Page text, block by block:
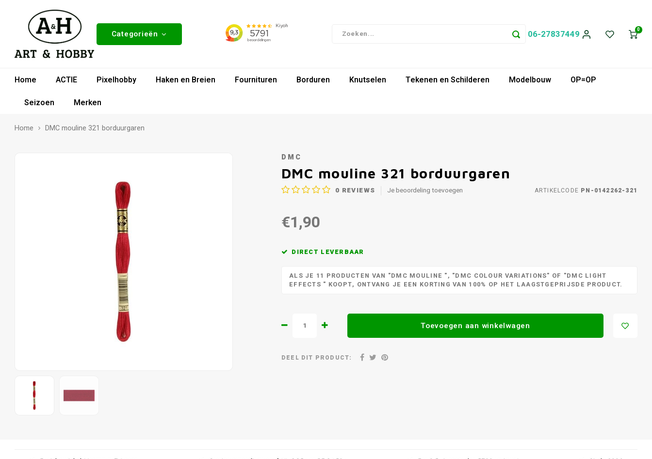
Categorieën 06-27837449 0
Home ACTIE Pixelhobby Haken en Breien Fournituren Borduren Knutselen Tekenen en Schilderen Modelbouw
OP=OP
Seizoen
Merken
Home DMC mouline 321 borduurgaren
DMC
DMC mouline 321 borduurgaren
0 REVIEWS Je beoordeling toevoegen ARTIKELCODE PN-0142262-321
€1,90
DIRECT LEVERBAAR
ALS JE 11 PRODUCTEN VAN "DMC MOULINE ", "DMC COLOUR VARIATIONS" OF "DMC LIGHT
EFFECTS " KOOPT, ONTVANG JE EEN KORTING VAN 100% OP HET LAAGSTGEPRIJSDE PRODUCT.
Toevoegen aan winkelwagen
DEEL DIT PRODUCT: